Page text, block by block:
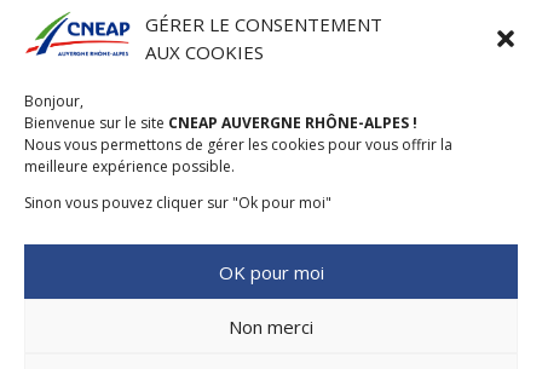
GÉRER LE CONSENTEMENT
AUX COOKIES
Bonjour,
Bienvenue sur le site CNEAP AUVERGNE RHÔNE-ALPES !
Nous vous permettons de gérer les cookies pour vous offrir la
meilleure expérience possible.
Sinon vous pouvez cliquer sur "Ok pour moi"
OK pour moi
Non merci

stephanie.maillot@cneap.fr